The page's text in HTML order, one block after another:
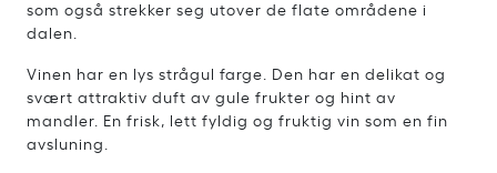
som også strekker seg utover de flate områdene i
dalen.
Vinen har en lys strågul farge. Den har en delikat og
svært attraktiv duft av gule frukter og hint av
mandler. En frisk, lett fyldig og fruktig vin som en fin
avsluning.